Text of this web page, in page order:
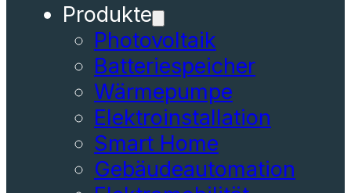
Produkte
Photovoltaik
Batteriespeicher
Wärmepumpe
Elektroinstallation
Smart Home
Gebäudeautomation